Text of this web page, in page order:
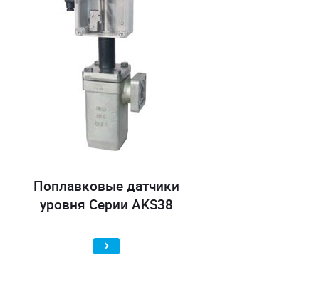
Поплавковые датчики
уровня Серии AKS38